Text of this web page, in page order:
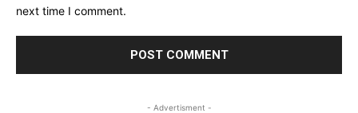
next time I comment.
- Advertisment -